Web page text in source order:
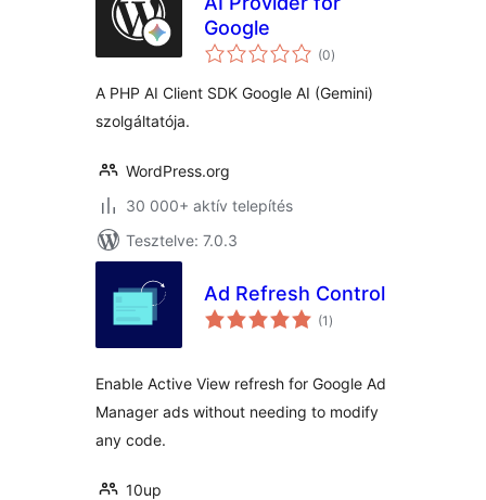
Google
(0értékelés
összesen
)
A PHP AI Client SDK Google AI (Gemini)
szolgáltatója.
WordPress.org
30 000+ aktív telepítés
Tesztelve: 7.0.3
Ad Refresh Control
(1 értékelés
összesen
)
Enable Active View refresh for Google Ad
Manager ads without needing to modify
any code.
10up